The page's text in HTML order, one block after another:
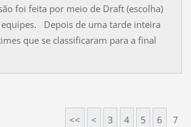
foi feita por meio de Draft (escolha)
equipes. Depois de uma tarde inteira
que se classificaram para a final
<< < 3 4 5 6 7